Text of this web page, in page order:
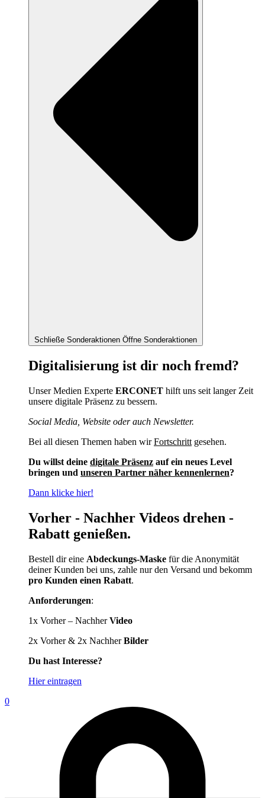
Schließe Sonderaktionen Öffne Sonderaktionen
Digitalisierung ist dir noch fremd?
Unser Medien Experte ERCONET hilft uns seit langer Zeit
unsere digitale Präsenz zu bessern.
Social Media, Website oder auch Newsletter.
Bei all diesen Themen haben wirFortschritt gesehen.
Du willst deine digitale Präsenz auf ein neues Level
bringen und unseren Partner näher kennenlernen?
Dann klicke hier!
Vorher - Nachher Videos drehen -
Rabatt genießen.
Bestell dir eine Abdeckungs-Maske für die Anonymität
deiner Kunden bei uns, zahle nur den Versand und bekomm
pro Kunden einen Rabatt.
Anforderungen:
1x Vorher – NachherVideo
2x Vorher & 2x NachherBilder
Du hast Interesse?
Hier eintragen
0